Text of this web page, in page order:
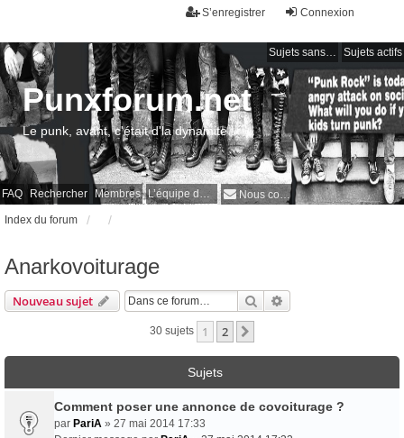
Connexion
S’enregistrer
Sujets sans réponse Sujets actifs
FAQ Rechercher Membres L’équipe du forum Nous contacter
Punxforum.net
Le punk, avant, c'était d'la dynamite !
Index du forum
Anarkovoiturage
Nouveau sujet Rechercher
30 sujets 1 2
Sujets
Comment poser une annonce de covoiturage ?
par PariA » 27 mai 2014 17:33